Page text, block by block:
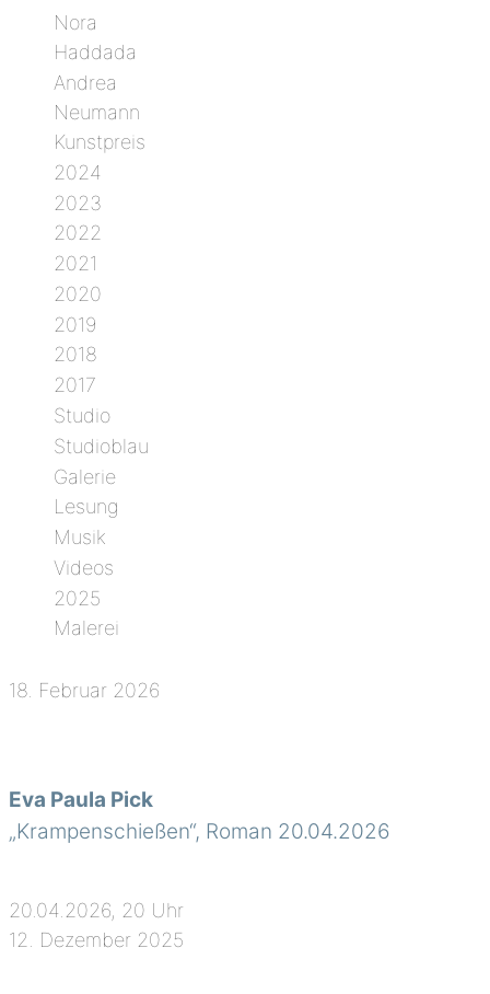
Nora
Haddada
Andrea
Neumann
Kunstpreis
2024
2023
2022
2021
2020
2019
2018
2017
Studio
Studioblau
Galerie
Lesung
Musik
Videos
2025
Malerei
18. Februar 2026
Eva Paula Pick
„Krampenschießen“, Roman 20.04.2026
20.04.2026, 20 Uhr
12. Dezember 2025